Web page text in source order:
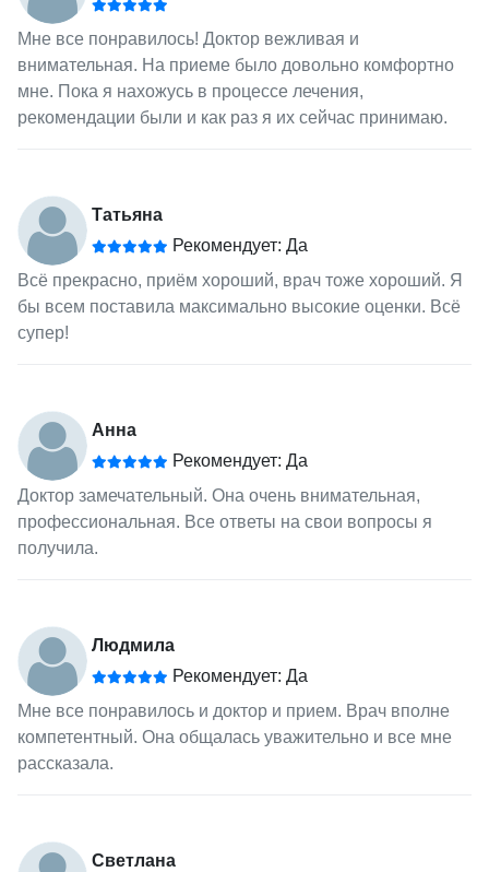
Мне все понравилось! Доктор вежливая и
внимательная. На приеме было довольно комфортно
мне. Пока я нахожусь в процессе лечения,
рекомендации были и как раз я их сейчас принимаю.
Татьяна
Рекомендует: Да
Всё прекрасно, приём хороший, врач тоже хороший. Я
бы всем поставила максимально высокие оценки. Всё
супер!
Анна
Рекомендует: Да
Доктор замечательный. Она очень внимательная,
профессиональная. Все ответы на свои вопросы я
получила.
Людмила
Рекомендует: Да
Мне все понравилось и доктор и прием. Врач вполне
компетентный. Она общалась уважительно и все мне
рассказала.
Светлана